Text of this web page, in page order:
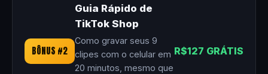
BÔNUS #2
Guia Rápido de
TikTok Shop
Como gravar seus 9
clipes com o celular em
20 minutos, mesmo que
R$127 GRÁTIS